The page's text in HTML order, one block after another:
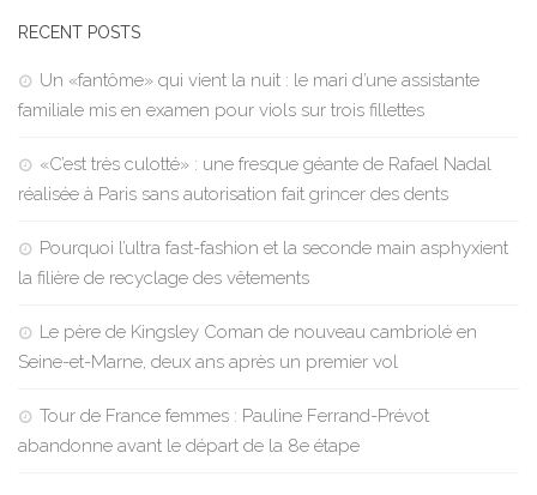
RECENT POSTS
Un «fantôme» qui vient la nuit : le mari d’une assistante
familiale mis en examen pour viols sur trois fillettes
«C’est très culotté» : une fresque géante de Rafael Nadal
réalisée à Paris sans autorisation fait grincer des dents
Pourquoi l’ultra fast-fashion et la seconde main asphyxient
la filière de recyclage des vêtements
Le père de Kingsley Coman de nouveau cambriolé en
Seine-et-Marne, deux ans après un premier vol
Tour de France femmes : Pauline Ferrand-Prévot
abandonne avant le départ de la 8e étape